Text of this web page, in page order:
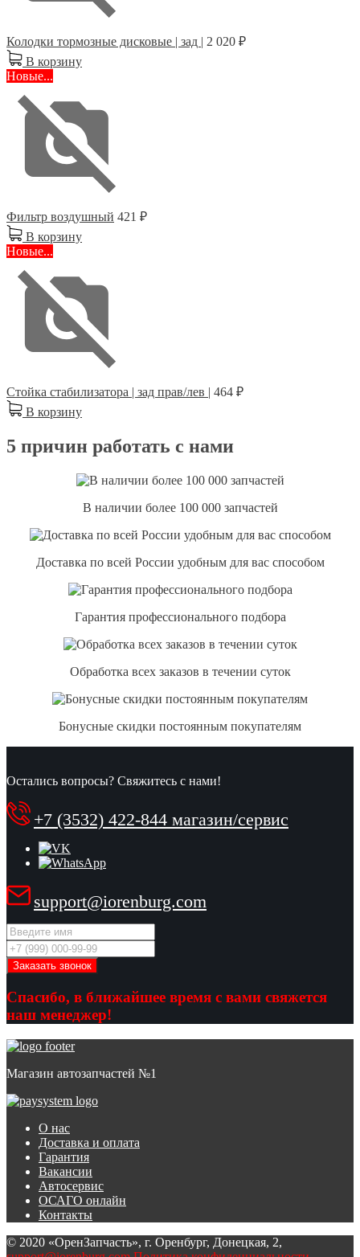
Колодки тормозные дисковые | зад | 2 020 ₽
В корзину
Новые...
Фильтр воздушный 421 ₽
В корзину
Новые...
Стойка стабилизатора | зад прав/лев | 464 ₽
В корзину
5 причин работать с нами
В наличии более 100 000 запчастей
Доставка по всей России удобным для вас способом
Гарантия профессионального подбора
Обработка всех заказов в течении суток
Бонусные скидки постоянным покупателям
Остались вопросы? Свяжитесь с нами!
+7 (3532) 422-844 магазин/сервис
support@iorenburg.com
Спасибо, в ближайшее время с вами свяжется
наш менеджер!
Магазин автозапчастей №1
О нас
Доставка и оплата
Гарантия
Вакансии
Автосервис
ОСАГО онлайн
Контакты
© 2020 «ОренЗапчасть», г. Оренбург, Донецкая, 2,